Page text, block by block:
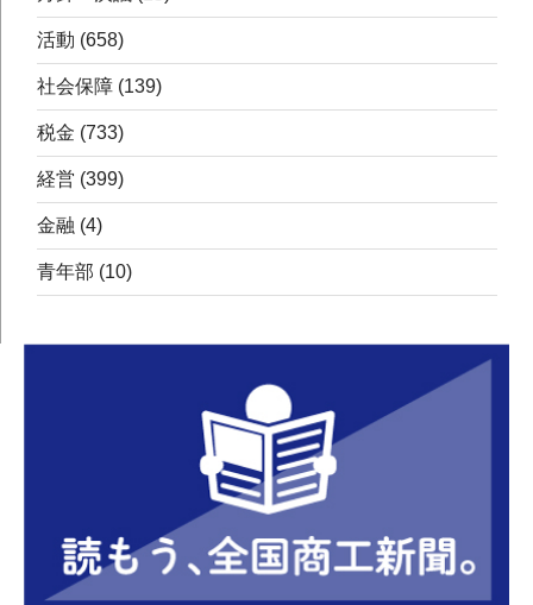
活動 (658)
社会保障 (139)
税金 (733)
経営 (399)
金融 (4)
青年部 (10)